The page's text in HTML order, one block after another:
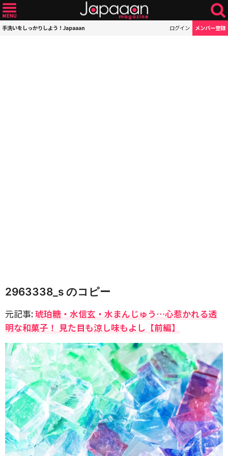
手洗いをしっかりしよう！Japaaan ログイン メンバー登録
2963338_s のコピー
元記事:琥珀糖・水信玄・水まんじゅう…心惹かれる透
明な和菓子！ 見た目も涼し味もよし【前編】